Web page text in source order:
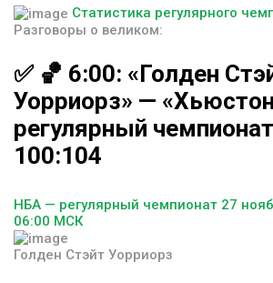
Статистика регулярного
Разговоры о великом:
✅ 🏀 6:00: «Голден
Уорриорз» — «Хьюстон
регулярный чемпионат
100:104
НБА — регулярный чемпионат 27
06:00 МСК
Голден Стэйт Уорриорз